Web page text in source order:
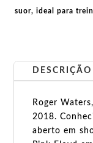
suor, ideal para
DESCRIÇÃO
Roger
2018.
aberto em